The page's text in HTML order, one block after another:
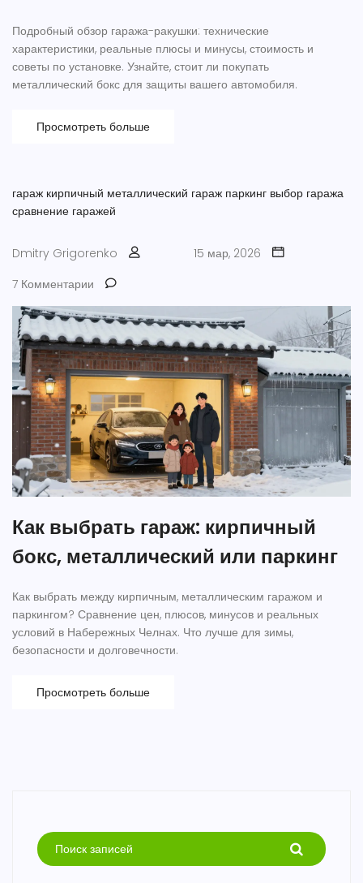
Подробный обзор гаража-ракушки: технические
характеристики, реальные плюсы и минусы, стоимость и
советы по установке. Узнайте, стоит ли покупать
металлический бокс для защиты вашего автомобиля.
Просмотреть больше
гараж кирпичный металлический гараж паркинг выбор гаража
сравнение гаражей
Dmitry Grigorenko
15 мар, 2026
7 Комментарии
Как выбрать гараж: кирпичный
бокс, металлический или паркинг
Как выбрать между кирпичным, металлическим гаражом и
паркингом? Сравнение цен, плюсов, минусов и реальных
условий в Набережных Челнах. Что лучше для зимы,
безопасности и долговечности.
Просмотреть больше